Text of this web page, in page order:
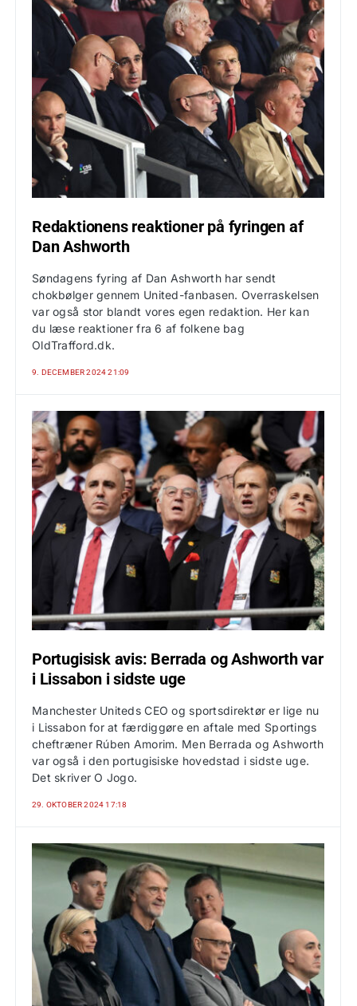
Redaktionens reaktioner på fyringen af
Dan Ashworth
Søndagens fyring af Dan Ashworth har sendt
chokbølger gennem United-fanbasen. Overraskelsen
var også stor blandt vores egen redaktion. Her kan
du læse reaktioner fra 6 af folkene bag
OldTrafford.dk.
9. DECEMBER 2024 21:09
Portugisisk avis: Berrada og Ashworth var
i Lissabon i sidste uge
Manchester Uniteds CEO og sportsdirektør er lige nu
i Lissabon for at færdiggøre en aftale med Sportings
cheftræner Rúben Amorim. Men Berrada og Ashworth
var også i den portugisiske hovedstad i sidste uge.
Det skriver O Jogo.
29. OKTOBER 2024 17:18